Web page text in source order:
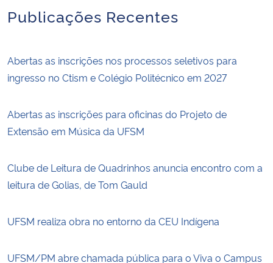
Publicações Recentes
Abertas as inscrições nos processos seletivos para
ingresso no Ctism e Colégio Politécnico em 2027
Abertas as inscrições para oficinas do Projeto de
Extensão em Música da UFSM
Clube de Leitura de Quadrinhos anuncia encontro com a
leitura de Golias, de Tom Gauld
UFSM realiza obra no entorno da CEU Indígena
UFSM/PM abre chamada pública para o Viva o Campus